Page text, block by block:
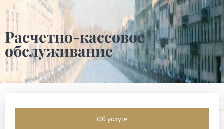
Расчетно-кассовое
обслуживание
Об услуге